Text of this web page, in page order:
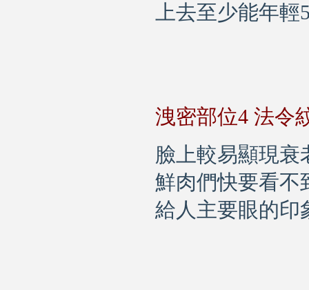
上去至少能年輕
洩密部位4 法令
臉上較易顯現衰
鮮肉們快要看不
給人主要眼的印